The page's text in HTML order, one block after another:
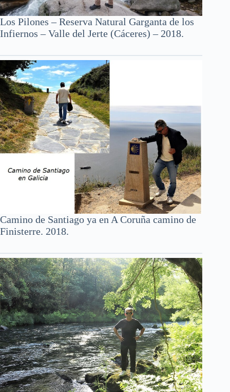
Los Pilones – Reserva Natural Garganta de los
Infiernos – Valle del Jerte (Cáceres) – 2018.
Camino de Santiago ya en A Coruña camino de
Finisterre. 2018.